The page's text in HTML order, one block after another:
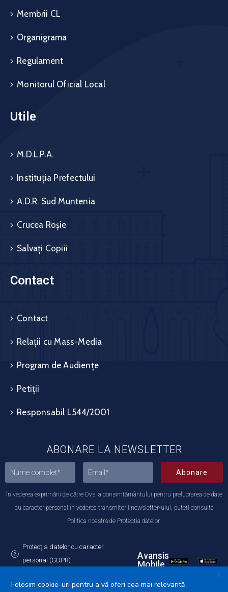
Membrii CL
Organigrama
Regulament
Monitorul Oficial Local
Utile
M.D.L.P.A.
Instituția Prefectului
A.D.R. Sud Muntenia
Crucea Roșie
Salvați Copiii
Contact
Contact
Relații cu Mass-Media
Program de Audiențe
Petiții
Responsabil L544/2001
ABONARE LA NEWSLETTER
Abonare
În vederea exprimării de către Dvs. a consimțământului pentru prelucrarea de date
cu caracter personal în vederea transmiterii newsletter-ului, puteți consulta
Politica noastră de Protecția datelor.
Protecția datelor cu caracter
personal (GDPR)
Avansis
Mobile
X
Folosim cookie-uri pentru a vă oferi cea mai relevantă